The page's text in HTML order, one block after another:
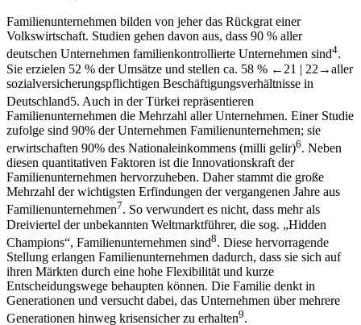
Familienunternehmen bilden von jeher das Rückgrat einer
Volkswirtschaft. Studien gehen davon aus, dass 90 % aller
deutschen Unternehmen familienkontrollierte Unternehmen sind4.
Sie erzielen 52 % der Umsätze und stellen ca. 58 % ←21 | 22→aller
sozialversicherungspflichtigen Beschäftigungsverhältnisse in
Deutschland5. Auch in der Türkei repräsentieren
Familienunternehmen die Mehrzahl aller Unternehmen. Einer Studie
zufolge sind 90% der Unternehmen Familienunternehmen; sie
erwirtschaften 90% des Nationaleinkommens (milli gelir)6. Neben
diesen quantitativen Faktoren ist die Innovationskraft der
Familienunternehmen hervorzuheben. Daher stammt die große
Mehrzahl der wichtigsten Erfindungen der vergangenen Jahre aus
Familienunternehmen7. So verwundert es nicht, dass mehr als
Dreiviertel der unbekannten Weltmarktführer, die sog. „Hidden
Champions“, Familienunternehmen sind8. Diese hervorragende
Stellung erlangen Familienunternehmen dadurch, dass sie sich auf
ihren Märkten durch eine hohe Flexibilität und kurze
Entscheidungswege behaupten können. Die Familie denkt in
Generationen und versucht dabei, das Unternehmen über mehrere
Generationen hinweg krisensicher zu erhalten9.